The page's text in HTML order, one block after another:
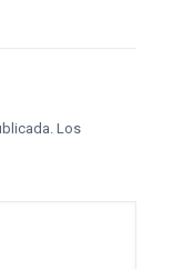
Los